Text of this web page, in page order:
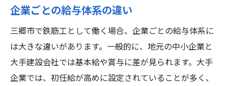
企業ごとの給与体系の違い
三郷市で鉄筋工として働く場合、企業ごとの給与体系に
は大きな違いがあります。一般的に、地元の中小企業と
大手建設会社では基本給や賞与に差が見られます。大手
企業では、初任給が高めに設定されていることが多く、